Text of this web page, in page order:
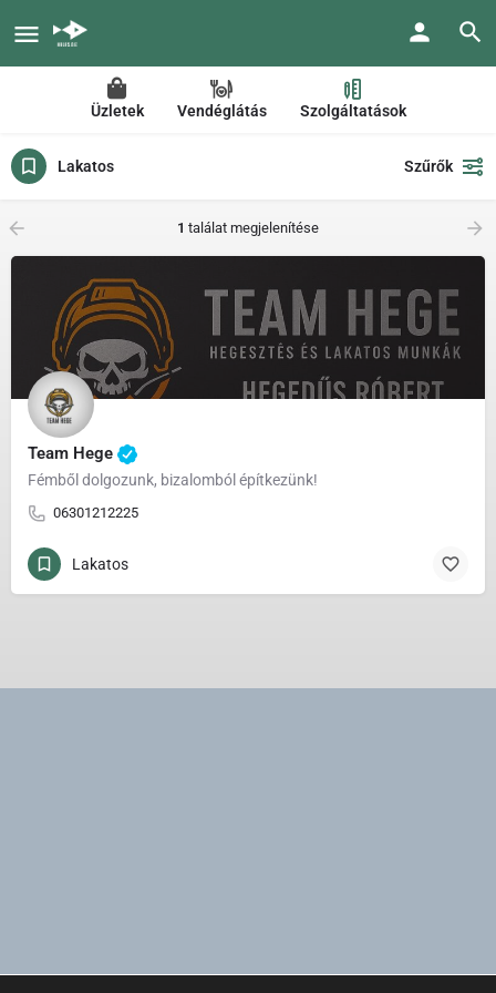
Üzletek Vendéglátás Szolgáltatások
Lakatos Szűrők
1 találat megjelenítése
Team Hege
Fémből dolgozunk, bizalomból építkezünk!
06301212225
Lakatos